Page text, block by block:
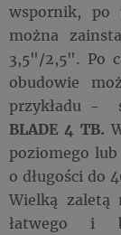
wspornik, po
można
3,5"/2,5". Po
obudowie
przykładu -
BLADE 4 TB.
poziomego
o długości do
Wielką zaletą
łatwego i